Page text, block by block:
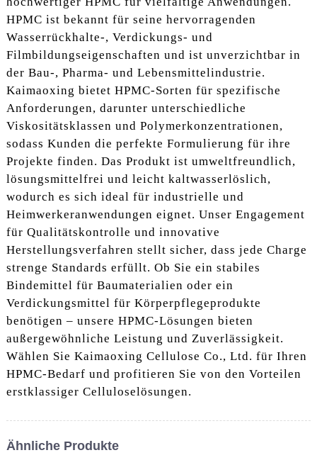
HPMC ist bekannt für seine hervorragenden
Wasserrückhalte-, Verdickungs- und
Filmbildungseigenschaften und ist unverzichtbar in
der Bau-, Pharma- und Lebensmittelindustrie.
Kaimaoxing bietet HPMC-Sorten für spezifische
Anforderungen, darunter unterschiedliche
Viskositätsklassen und Polymerkonzentrationen,
sodass Kunden die perfekte Formulierung für ihre
Projekte finden. Das Produkt ist umweltfreundlich,
lösungsmittelfrei und leicht kaltwasserlöslich,
wodurch es sich ideal für industrielle und
Heimwerkeranwendungen eignet. Unser Engagement
für Qualitätskontrolle und innovative
Herstellungsverfahren stellt sicher, dass jede Charge
strenge Standards erfüllt. Ob Sie ein stabiles
Bindemittel für Baumaterialien oder ein
Verdickungsmittel für Körperpflegeprodukte
benötigen – unsere HPMC-Lösungen bieten
außergewöhnliche Leistung und Zuverlässigkeit.
Wählen Sie Kaimaoxing Cellulose Co., Ltd. für Ihren
HPMC-Bedarf und profitieren Sie von den Vorteilen
erstklassiger Celluloselösungen.
Ähnliche Produkte